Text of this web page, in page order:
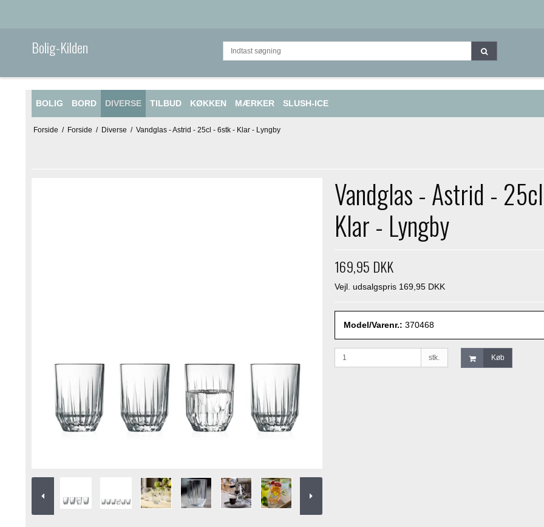
Bolig-Kilden
BOLIG BORD DIVERSE TILBUD KØKKEN MÆRKER SLUSH-ICE
Forside / Forside / Diverse / Vandglas - Astrid - 25cl - 6stk - Klar - Lyngby
Vandglas - Astrid -
Klar - Lyngby
169,95 DKK
Vejl. udsalgspris 169,95 DKK
Model/Varenr.: 370468
stk. Køb